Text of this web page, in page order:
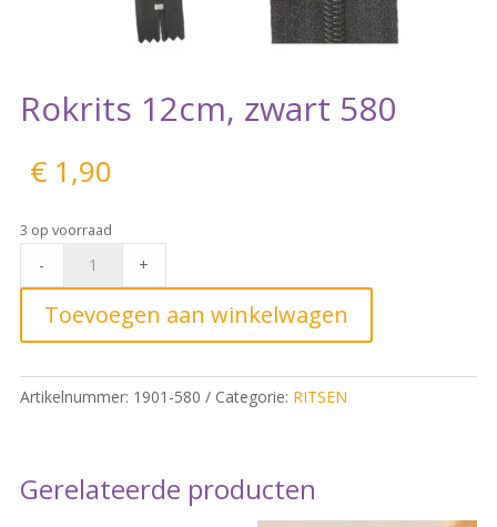
Rokrits 12cm, zwart 580
€1,90
3 op voorraad
zwart
- +
Toevoegen aan winkelwagen
Artikelnummer: 1901-580 Categorie: RITSEN
Gerelateerde producten